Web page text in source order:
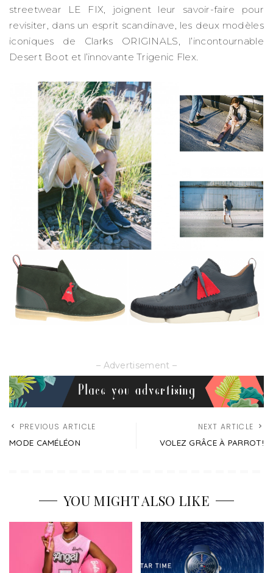
streetwear LE FIX, joignent leur savoir-faire pour
revisiter, dans un esprit scandinave, les deux modèles
iconiques de Clarks ORIGINALS, l’incontournable
Desert Boot et l’innovante Trigenic Flex.
– Advertisement –
PREVIOUS ARTICLE
MODE CAMÉLÉON
NEXT ARTICLE
VOLEZ GRÂCE À PARROT!
YOU MIGHT ALSO LIKE